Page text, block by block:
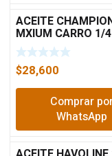
ACEITE
MXIUM CARRO 1/4
20W50
$28,600
Comprar
WhatsApp